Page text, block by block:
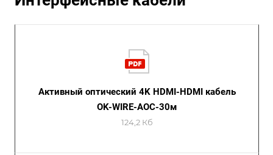
Активный оптический 4K HDMI-HDMI кабель
OK-WIRE-AOC-30м
124,2 Кб